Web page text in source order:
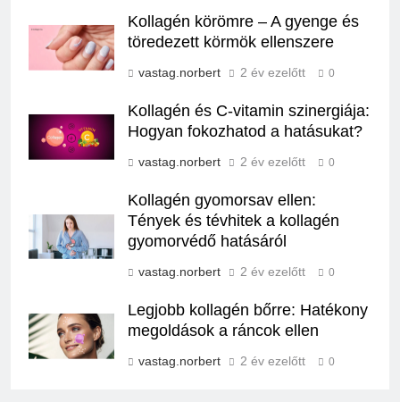
Kollagén körömre – A gyenge és
töredezett körmök ellenszere
vastag.norbert 2 év ezelőtt 0
Kollagén és C-vitamin szinergiája:
Hogyan fokozhatod a hatásukat?
vastag.norbert 2 év ezelőtt 0
Kollagén gyomorsav ellen:
Tények és tévhitek a kollagén
gyomorvédő hatásáról
vastag.norbert 2 év ezelőtt 0
Legjobb kollagén bőrre: Hatékony
megoldások a ráncok ellen
vastag.norbert 2 év ezelőtt 0